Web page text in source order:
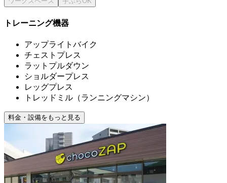
トレーニング機器
アップライトバイク
チェストプレス
ラットプルダウン
ショルダープレス
レッグプレス
トレッドミル（ランニングマシン）
料金・設備をもっと見る